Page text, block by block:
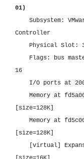
01)
Subsystem:
Controller
Physical Slot:
Flags: bus
16
I/O ports at
Memory at
[size=128K]
Memory at
[size=128K]
[virtual]